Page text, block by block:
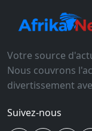
Votre source
Nous couvrons
divertissement
Suivez-nous